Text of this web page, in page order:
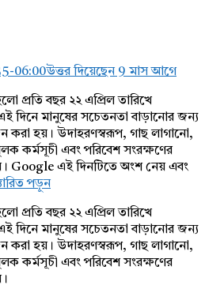
06:00উত্তর দিয়েছেন 9 মাস আগে
প্রতি বছর ২২ এপ্রিল তারিখে
দিনে মানুষের সচেতনতা বাড়ানোর জন্য
করা হয়। উদাহরণস্বরূপ, গাছ লাগানো,
কর্মসূচী এবং পরিবেশ সংরক্ষণের
Google এই দিনটিতে অংশ নেয় এবং
পড়ুন
প্রতি বছর ২২ এপ্রিল তারিখে
দিনে মানুষের সচেতনতা বাড়ানোর জন্য
করা হয়। উদাহরণস্বরূপ, গাছ লাগানো,
কর্মসূচী এবং পরিবেশ সংরক্ষণের